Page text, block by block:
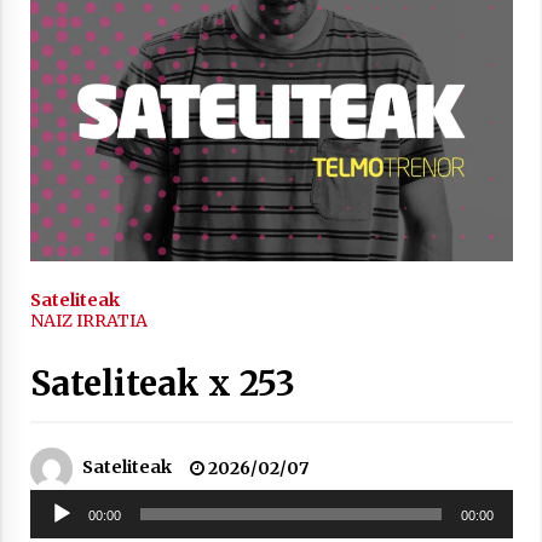
inguruko tailerraren audioa
2021/11/25
Mahai-ingurua: irratia, podcastak
eta ondoren zer?
2021/11/12
esker guztioi!
2021/11/11
Sateliteak
NAIZ IRRATIA
Sateliteak x 253
Sateliteak
2026/02/07
Soinu
erreproduzigailua
00:00 00:00